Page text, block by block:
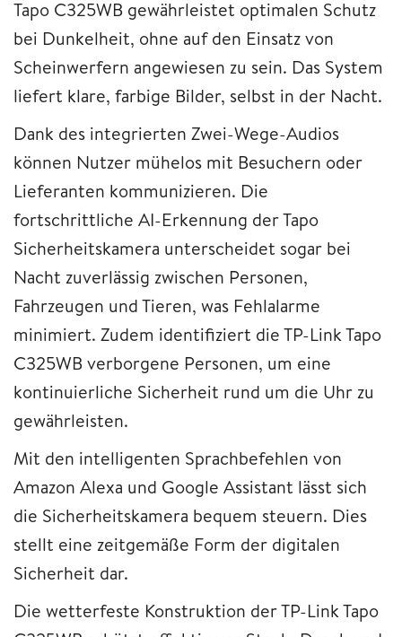
Tapo C325WB gewährleistet optimalen Schutz
bei Dunkelheit, ohne auf den Einsatz von
Scheinwerfern angewiesen zu sein. Das System
liefert klare, farbige Bilder, selbst in der Nacht.
Dank des integrierten Zwei-Wege-Audios
können Nutzer mühelos mit Besuchern oder
Lieferanten kommunizieren. Die
fortschrittliche AI-Erkennung der Tapo
Sicherheitskamera unterscheidet sogar bei
Nacht zuverlässig zwischen Personen,
Fahrzeugen und Tieren, was Fehlalarme
minimiert. Zudem identifiziert die TP-Link Tapo
C325WB verborgene Personen, um eine
kontinuierliche Sicherheit rund um die Uhr zu
gewährleisten.
Mit den intelligenten Sprachbefehlen von
Amazon Alexa und Google Assistant lässt sich
die Sicherheitskamera bequem steuern. Dies
stellt eine zeitgemäße Form der digitalen
Sicherheit dar.
Die wetterfeste Konstruktion der TP-Link Tapo